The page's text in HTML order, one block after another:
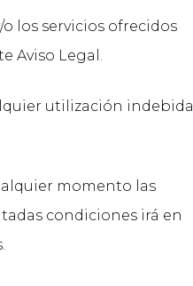
o los servicios ofrecidos
Aviso Legal.
utilización indebida
momento las
condiciones irá en